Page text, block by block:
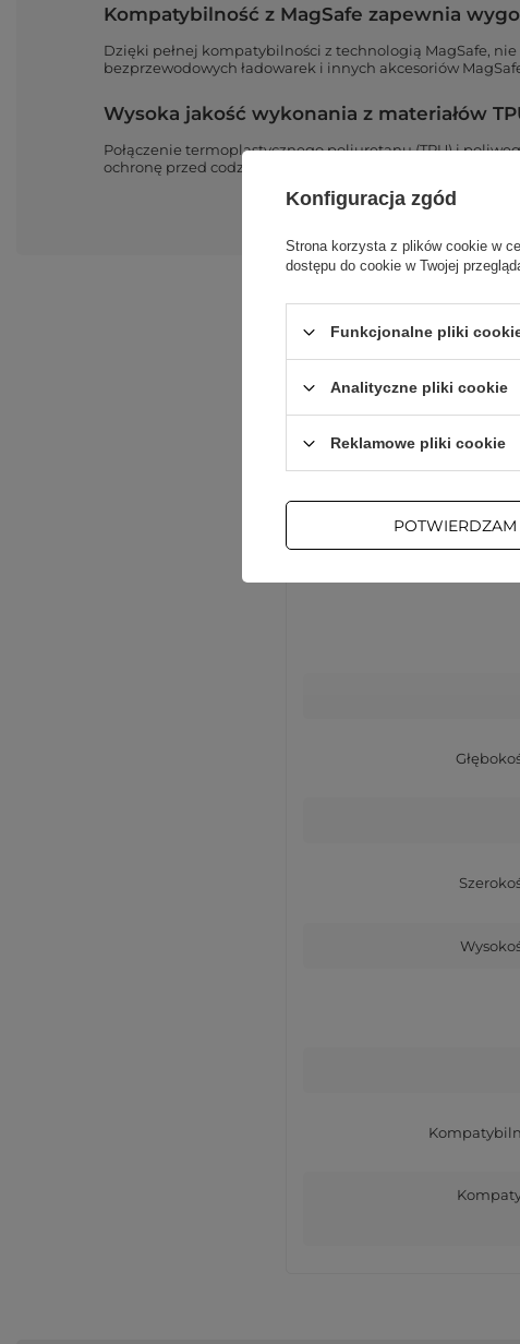
Kompatybilność z MagSafe zapewnia
Dzięki pełnej kompatybilności z technologią MagSafe,
bezprzewodowych ładowarek i innych akcesoriów
Wysoka jakość wykonania z materiałów
Połączenie termoplastycznego poliuretanu (TPU) i
ochronę przed codziennymi uszkodzeniami, takimi jak
Konfiguracja zgód
Strona korzysta z plików cookie w
dostępu do cookie w Twojej
Funkcjonalne pliki
Analityczne pliki cookie
Reklamowe pliki cookie